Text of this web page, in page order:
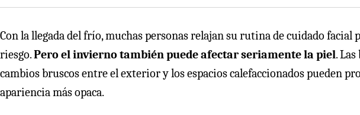
Con la llegada del frío, muchas personas relajan su rutina de cuidado facial
riesgo.Pero el invierno también puede afectar seriamente la piel.
cambios bruscos entre el exterior y los espacios calefaccionados pueden
apariencia más opaca.